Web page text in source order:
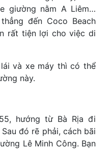
giường nằm A Liêm…
đến Coco Beach
rất tiện lợi cho việc di
và xe máy thì có thể
này.
hướng từ Bà Rịa đi
đó rẽ phải, cách bãi
Lê Minh Công. Bạn